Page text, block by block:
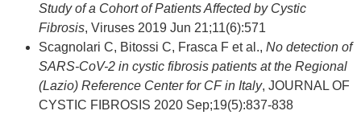
Study of a Cohort of Patients Affected by Cystic
Fibrosis, Viruses 2019 Jun 21;11(6):571
Scagnolari C, Bitossi C, Frasca F et al., No detection of
SARS-CoV-2 in cystic fibrosis patients at the Regional
(Lazio) Reference Center for CF in Italy, JOURNAL OF
CYSTIC FIBROSIS 2020 Sep;19(5):837-838